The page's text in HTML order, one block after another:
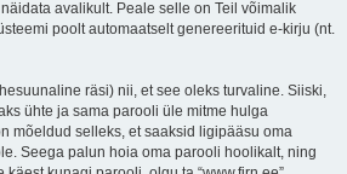
avalikult. Peale selle on Teil võimalik
poolt automaatselt genereerituid e-kirju (nt.
räsi) nii, et see oleks turvaline. Siiski,
ühte ja sama parooli üle mitme hulga
mõeldud selleks, et saaksid ligipääsu oma
Seega palun hoia oma parooli hoolikalt, ning